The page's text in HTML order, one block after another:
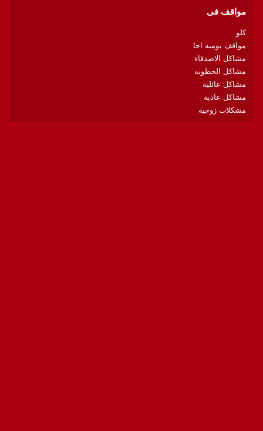
مواقف فى
كلو
مواقف يوميه احا
مشاكل الاصدقاء
مشاكل الخطوبه
مشاكل عائليه
مشاكل عادية
مشكلات زوجية